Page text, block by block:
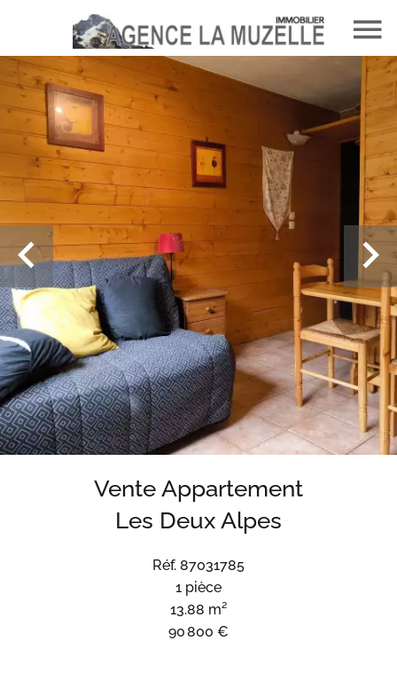
Vente Appartement
Les Deux Alpes
Réf. 87031785
1 pièce
13.88 m²
90 800 €